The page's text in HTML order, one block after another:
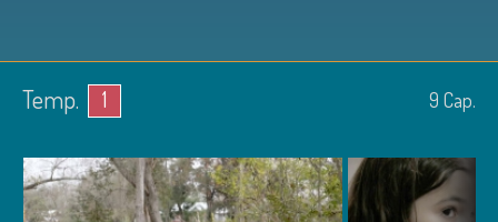
Temp. 1 9 Cap.